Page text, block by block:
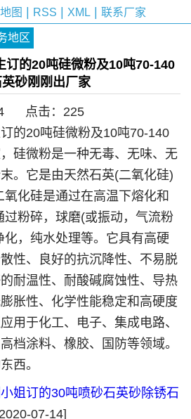
图 RSS XML| 联系厂家
地区
订的20吨硅微粉及10吨70-140
英砂刚刚出厂家
点击： 225
的20吨硅微粉及10吨70-140
硅微粉是一种无毒、无味、无
。它是由天然石英(二氧化硅)
化硅是通过在高温下熔化和
过粉碎，球磨(或振动，气流粉
，纯水处理等。它具有高硬
性、良好的抗沉降性、不易脱
耐温性、耐酸碱腐蚀性、导热
胀性、化学性能稳定和高硬度
用于化工、电子、集成电路、
档涂料、橡胶、国防等领域。
西。
姐订的30吨喷砂石英砂除锈石
07-14]